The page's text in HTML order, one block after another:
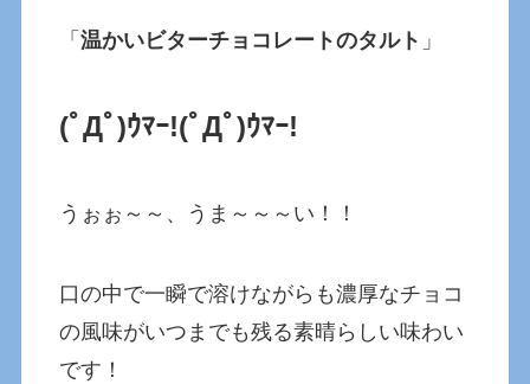
「温かいビターチョコレートのタルト 」
(ﾟДﾟ)ｳﾏｰ!(ﾟДﾟ)ｳﾏｰ!
うぉぉ～～、うま～～～い！！
口の中で一瞬で溶けながらも濃厚なチョコ
の風味がいつまでも残る素晴らしい味わい
です！